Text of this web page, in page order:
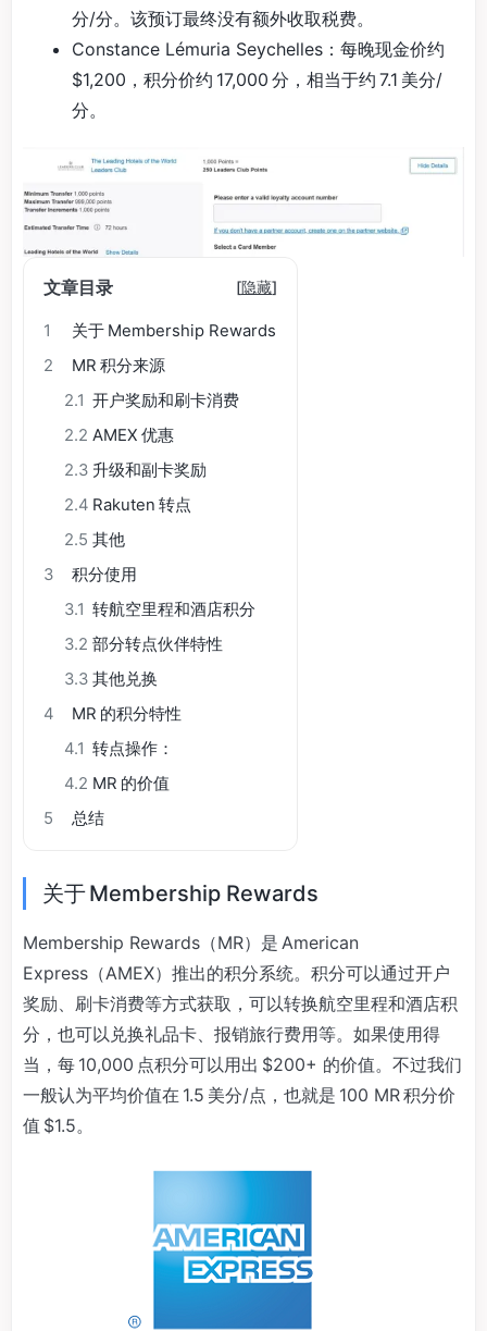
分/分。该预订最终没有额外收取税费。
Constance Lémuria Seychelles：每晚现金价约
$1,200，积分价约 17,000 分，相当于约 7.1 美分/
分。
文章目录 [隐藏]
1
关于 Membership Rewards
2
MR 积分来源
2.1 开户奖励和刷卡消费
2.2 AMEX 优惠
2.3 升级和副卡奖励
2.4 Rakuten 转点
2.5 其他
3
积分使用
3.1 转航空里程和酒店积分
3.2 部分转点伙伴特性
3.3 其他兑换
4
MR 的积分特性
4.1 转点操作：
4.2 MR 的价值
5
总结
关于 Membership Rewards
Membership Rewards（MR）是 American
Express（AMEX）推出的积分系统。积分可以通过开户
奖励、刷卡消费等方式获取，可以转换航空里程和酒店积
分，也可以兑换礼品卡、报销旅行费用等。如果使用得
当，每 10,000 点积分可以用出 $200+ 的价值。不过我们
一般认为平均价值在 1.5 美分/点，也就是 100 MR 积分价
值 $1.5。